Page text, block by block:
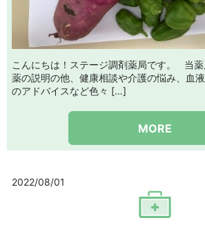
こんにちは！ステージ調剤薬局です。 当
薬の説明の他、健康相談や介護の悩み、血
のアドバイスなど色々 […]
MORE
2022/08/01